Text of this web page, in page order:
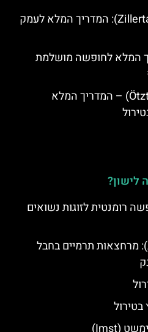
אטרקציות בעמק צילר (Zillertal): המדריך המלא לעמק
המלא לחופשה מושלמת
אטרקציות בעמק אוץ (Ötztal) – המדריך המלא
לישון?
רומנטית לזוגות נשואים
אקווה דום (Aqua Dome): מרחצאות תרמיים בחבל